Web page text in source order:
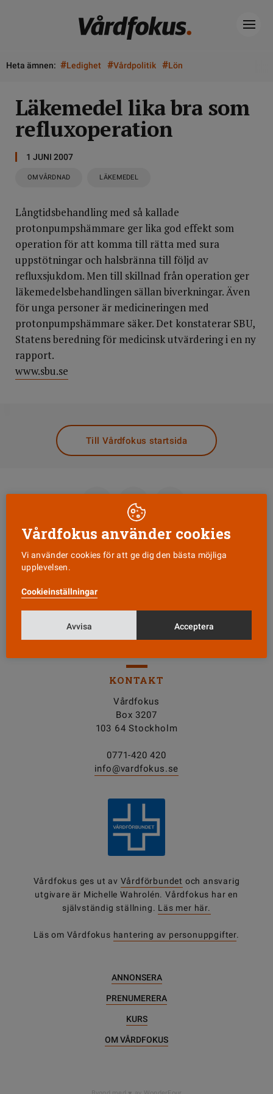
Heta ämnen: #Ledighet #Vårdpolitik #Lön
Läkemedel lika bra som
refluxoperation
1 JUNI 2007
OMVÅRDNAD LÄKEMEDEL
Långtidsbehandling med så kallade
protonpumpshämmare ger lika god effekt som
operation för att komma till rätta med sura
uppstötningar och halsbränna till följd av
refluxsjukdom. Men till skillnad från operation ger
läkemedelsbehandlingen sällan biverkningar. Även
för unga personer är medicineringen med
protonpumpshämmare säker. Det konstaterar SBU,
Statens beredning för medicinsk utvärdering i en ny
rapport.
www.sbu.se
Till Vårdfokus startsida
Läs senaste numret
KONTAKT
Vårdfokus
Box 3207
103 64 Stockholm
0771-420 420
info@vardfokus.se
Vårdfokus ges ut av Vårdförbundet och ansvarig
utgivare är Michelle Wahrolén. Vårdfokus har en
självständig ställning. Läs mer här.
Läs om Vårdfokus hantering av personuppgifter.
ANNONSERA
PRENUMERERA
KURS
OM VÅRDFOKUS
Vårdfokus använder cookies
Vi använder cookies för att ge dig den bästa möjliga
upplevelsen.
Cookieinställningar
Avvisa Acceptera